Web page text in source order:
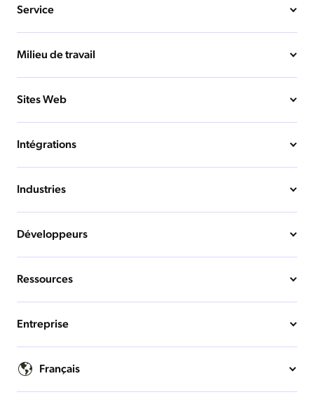
Service
Milieu de travail
Sites Web
Intégrations
Industries
Développeurs
Ressources
Entreprise
Français